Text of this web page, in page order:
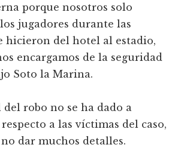
porque nosotros solo
jugadores durante las
hicieron del hotel al estadio,
encargamos de la seguridad
Soto la Marina.
robo no se ha dado a
a las víctimas del caso,
dar muchos detalles.